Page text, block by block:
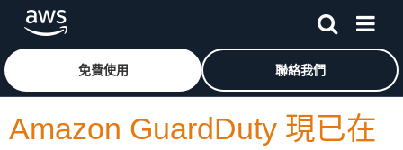
跳至主要內容按一下這裡可返回 Amazon Web Services 首頁
免費使用 聯絡我們
Amazon GuardDuty 現已在